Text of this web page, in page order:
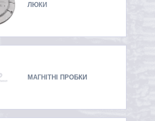
ЛЮКИ
МАГНІТНІ ПРОБКИ